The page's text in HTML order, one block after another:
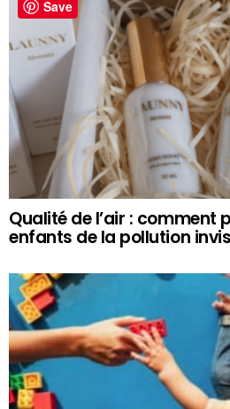
Qualité de l’air : comment
enfants de la pollution
Save